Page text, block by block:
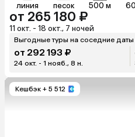
линия песок 500 м
от 265 180 ₽
11 окт. - 18 окт., 7 ночей
Выгодные туры на соседние даты
от 292 193 ₽
24 окт. - 1 нояб., 8 н.
Кешбэк + 5 512